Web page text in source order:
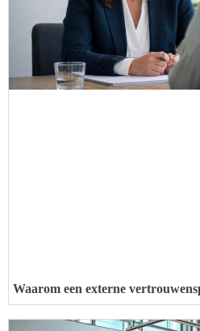
Waarom een externe